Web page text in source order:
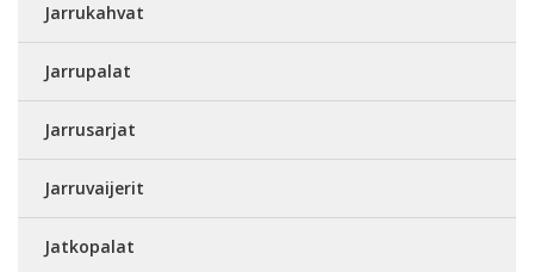
Jarrukahvat
Jarrupalat
Jarrusarjat
Jarruvaijerit
Jatkopalat